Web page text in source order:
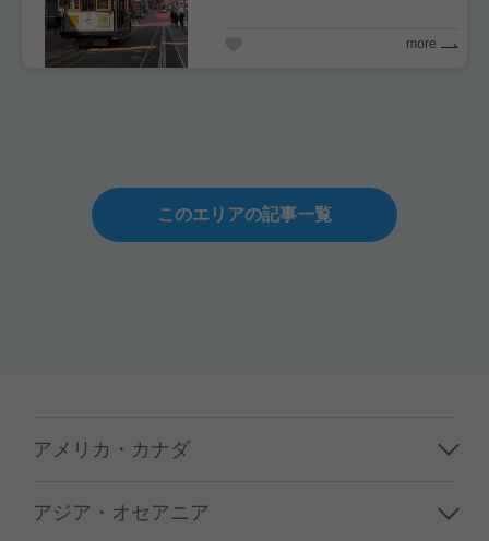
more
このエリアの記事一覧
アメリカ・カナダ
ハワイ
アジア・オセアニア